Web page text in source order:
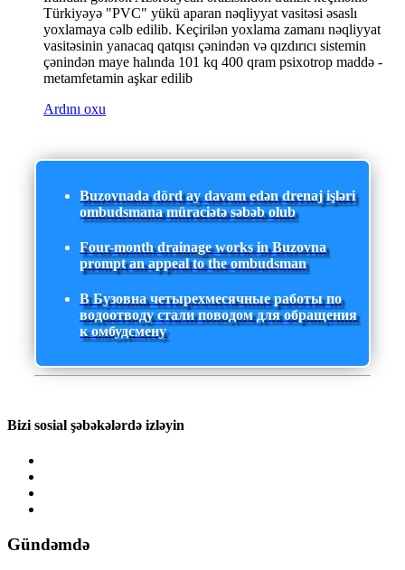
Türkiyəyə "PVC" yükü aparan nəqliyyat vasitəsi əsaslı
yoxlamaya cəlb edilib. Keçirilən yoxlama zamanı nəqliyyat
vasitəsinin yanacaq qatqısı çənindən və qızdırıcı sistemin
çənindən maye halında 101 kq 400 qram psixotrop maddə -
metamfetamin aşkar edilib
Ardını oxu
Buzovnada dörd ay davam edən drenaj işləri
ombudsmana müraciətə səbəb olub
Four-month drainage works in Buzovna
prompt an appeal to the ombudsman
В Бузовна четырехмесячные работы по
водоотводу стали поводом для обращения
к омбудсмену
Bizi sosial şəbəkələrdə izləyin
Gündəmdə